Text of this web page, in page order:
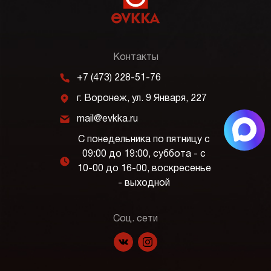
Контакты
m +7 (473) 228-51-76
j г. Воронеж, ул. 9 Января, 227
k mail@evkka.ru
l
С понедельника по пятницу с
09:00 до 19:00, суббота - с
10-00 до 16-00, воскресенье
- выходной
Соц. сети
f p